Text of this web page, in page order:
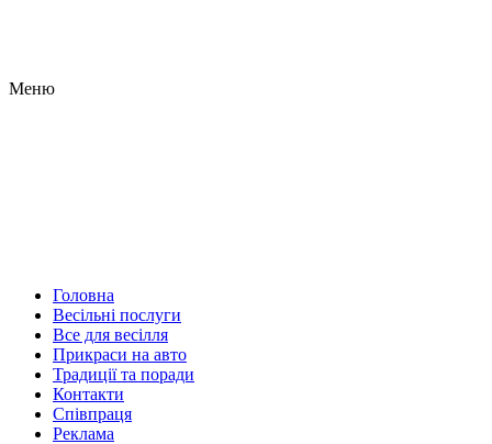
Меню
Головна
Весільні послуги
Все для весілля
Прикраси на авто
Традиції та поради
Контакти
Співпраця
Реклама